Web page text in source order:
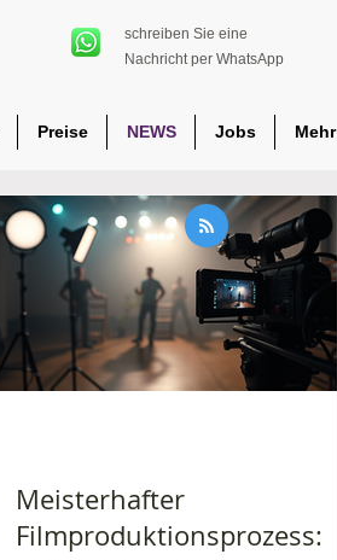
schreiben Sie eine
Nachricht per WhatsApp
Preise NEWS Jobs Mehr
Meisterhafter
Filmproduktionsprozess: